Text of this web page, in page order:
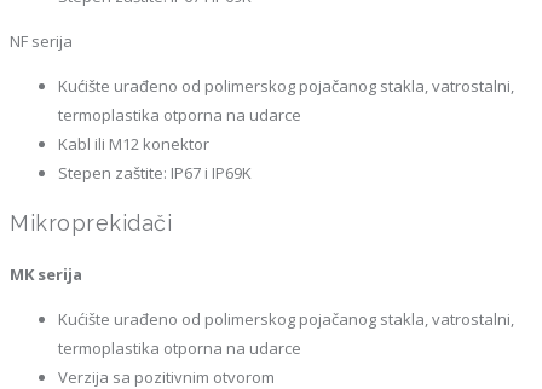
NF serija
Kućište urađeno od polimerskog pojačanog stakla, vatrostalni,
termoplastika otporna na udarce
Kabl ili M12 konektor
Stepen zaštite: IP67 i IP69K
Mikroprekidači
MK serija
Kućište urađeno od polimerskog pojačanog stakla, vatrostalni,
termoplastika otporna na udarce
Verzija sa pozitivnim otvorom